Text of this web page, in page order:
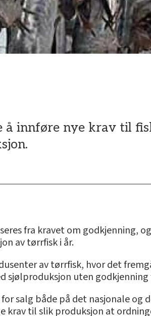
innføre nye krav til
fra kravet om godkjenning,
av tørrfisk i år.
av tørrfisk, hvor det
sjølproduksjon uten
salg både på det nasjonale og
krav til slik produksjon at